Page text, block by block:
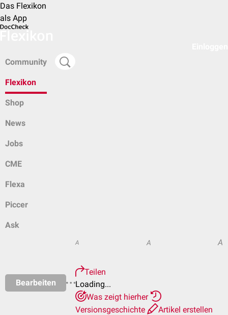
Das Flexikon
als App
Community
Flexikon
Shop
News
Jobs
CME
Flexa
Piccer
Ask
Bearbeiten
A A A
Teilen
Loading...
Was zeigt hierher
Versionsgeschichte
Artikel erstellen